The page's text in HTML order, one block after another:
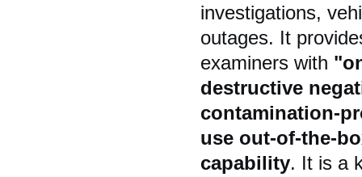
investigations,
outages. It
examiners with
destructive
contamination-
use out-of-the-
capability. It is a